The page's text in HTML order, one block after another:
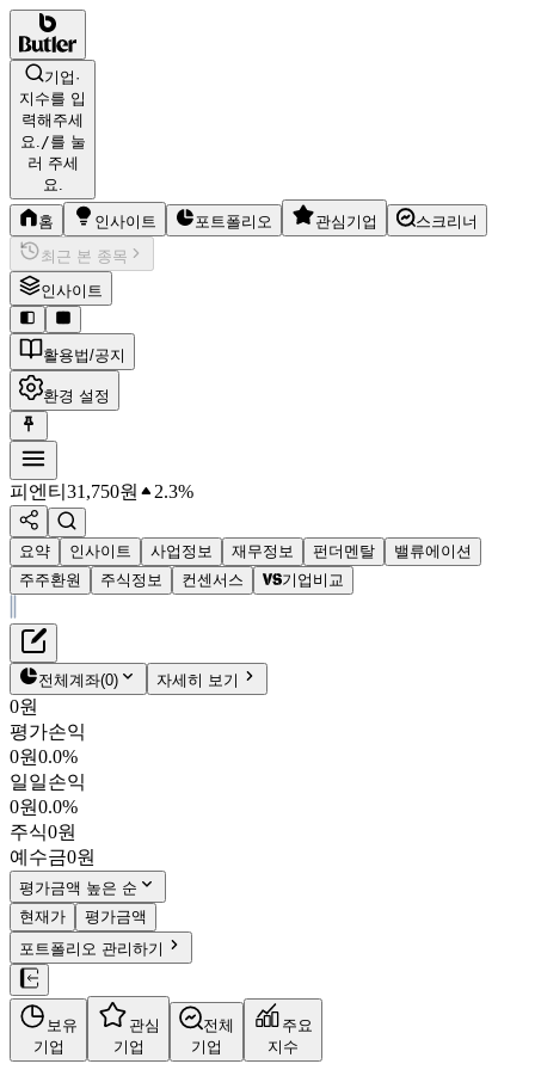
기업·
지수를 입
력해주세
요./를 눌
러 주세
요.
홈 인사이트 포트폴리오 관심기업
스크리너
최근 본 종목
인사이트
활용법/공지
환경 설정
피엔티 31,750원 2.3%
요약 인사이트 사업정보 재무정보 펀더멘탈
밸류에이션
주주환원
주식정보 컨센서스 기업비교
피엔티
31,750원
137400
KOSDAQ
시가총액
PBR1.04
PER8.82
fPER 6.86
배당수익률0.63%
자사주비율-
결산월12월
4분기누적
10년
주재무제표
재무정보
펀더멘탈
밸류에이션
주주환원
컨센서스
주식정보
전체계좌(0) 자세히 보기
0원
평가손익
0원0.0%
일일손익
0원0.0%
주식0원
예수금0원
평가금액 높은 순
현재가
평가금액
포트폴리오 관리하기
보유
기업
관심
기업
전체
기업
주요
지수